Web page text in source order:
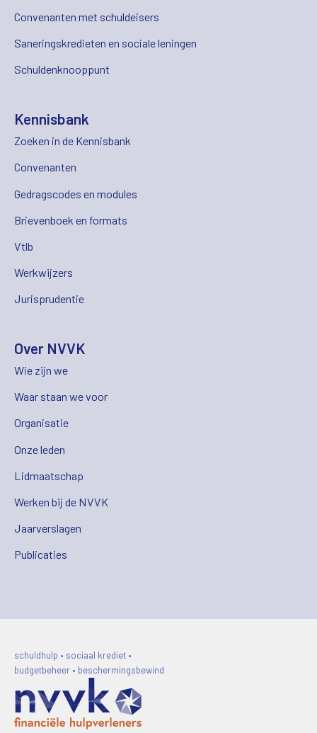
Convenanten met schuldeisers
Saneringskredieten en sociale leningen
Schuldenknooppunt
Kennisbank
Zoeken in de Kennisbank
Convenanten
Gedragscodes en modules
Brievenboek en formats
Vtlb
Werkwijzers
Jurisprudentie
Over NVVK
Wie zijn we
Waar staan we voor
Organisatie
Onze leden
Lidmaatschap
Werken bij de NVVK
Jaarverslagen
Publicaties
schuldhulp • sociaal krediet •
budgetbeheer • beschermingsbewind